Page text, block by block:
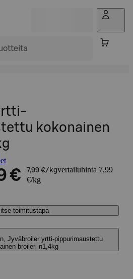
kokonainen
€ 7,99 €/kgvertailuhinta 7,99
€/kg
toimitustapa
Jyväbroiler yrtti-pippurimaustettu
broileri n1,4kg